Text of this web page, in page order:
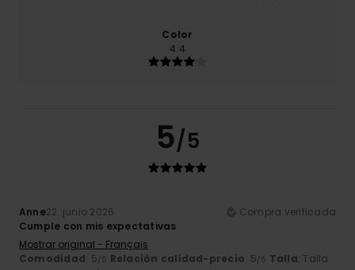
Color
4.4
5/5
Anne22. junio 2026
Compra verificada
Cumple con mis expectativas
Mostrar original - Français
Comodidad: 5/5 Relación calidad-precio: 5/5 Talla: Talla